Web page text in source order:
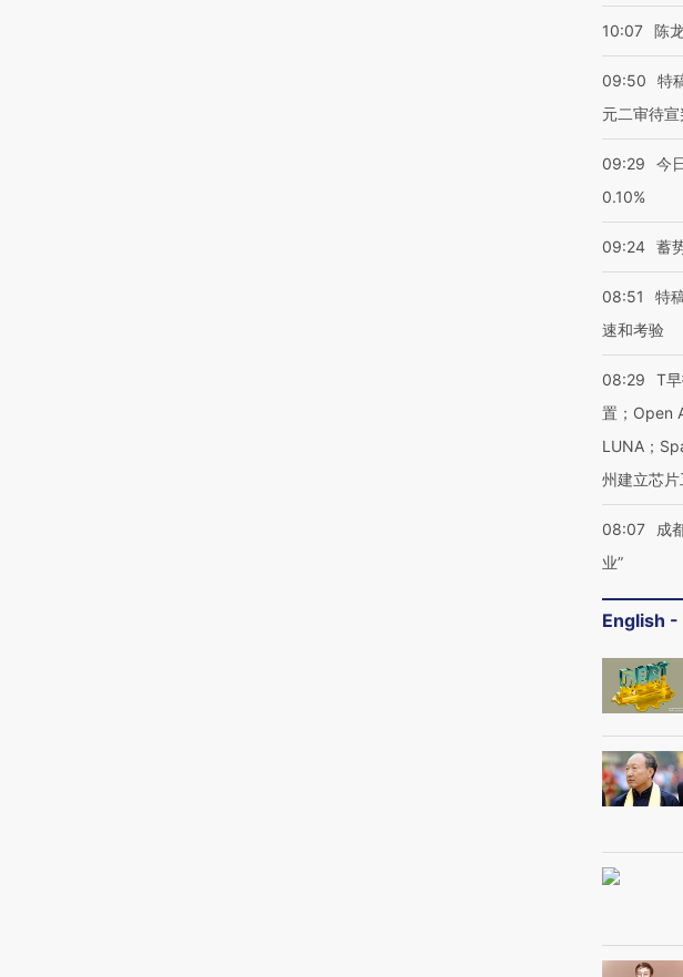
10:07 陈
09:50
特
元二审待
09:29
今
0.10%
09:24 蓄
08:51
特
速和考验
08:29
T
置；Open
LUNA；
州建立芯
08:07
成
业”
English -